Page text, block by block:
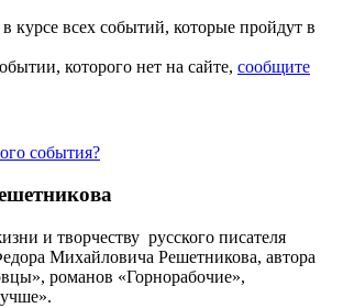
курсе всех событий, которые пройдут в
которого нет на сайте, сообщите
события?
и творчеству русского писателя
Михайловича Решетникова, автора
романов «Горнорабочие»,